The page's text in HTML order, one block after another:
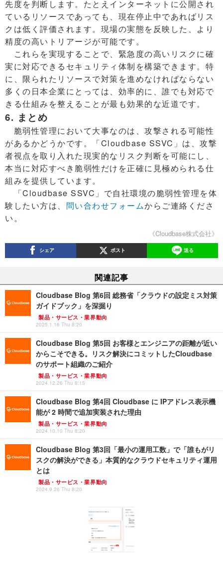
先度を判断します。たとえインターネットに公開され
ているリソースであっても、現在停止中であればリス
クは低く評価されます。現場の実態を反映した、より
精度の高いトリアージが可能です。
これらを実現することで、緊急度の高いリスクに確
実に対応できるセキュリティ体制を構築できます。特
に、限られたリソースで対策を進めなければならない
多くの日本企業にとっては、効率的に、誰でも対応で
きる仕組みを整えることが最も効果的な近道です。
6. まとめ
脆弱性管理において大事なのは、攻撃される可能性
があるかどうかです。「Cloudbase SSVC」は、攻撃
者視点を取り入れた現実的なリスク判断を可能にし、
本当に対応すべき脆弱性だけを正確に見極められる仕
組みを提供しています。
「Cloudbase SSVC」で自社環境の脆弱性管理を体
験したい方は、 問い合わせフォームからご連絡くださ
い。
《Cloudbase株式会社》
シェア ポスト 送る
関連記事
Cloudbase Blog 第6回 総務省「クラウドの設定ミス対策
ガイドブック」を深掘り
製品・サービス・業界動向
2025.1.16 Thu 8:20
Cloudbase Blog 第5回 お客様とエンジニアの距離が近い
からこそできる。リスク解決にコミットしたCloudbase
のサポート組織のご紹介
製品・サービス・業界動向
2024.12.26 Thu 8:15
Cloudbase Blog 第4回 Cloudbase に IPアドレス表示機
能が 2 時間で追加実装された理由
製品・サービス・業界動向
2024.10.10 Thu 8:20
Cloudbase Blog 第3回「最小の運用工数」で「誰もがリ
スクの解決ができる」本質的なクラウドセキュリティ運用
とは
製品・サービス・業界動向
2024.9.26 Thu 8:20